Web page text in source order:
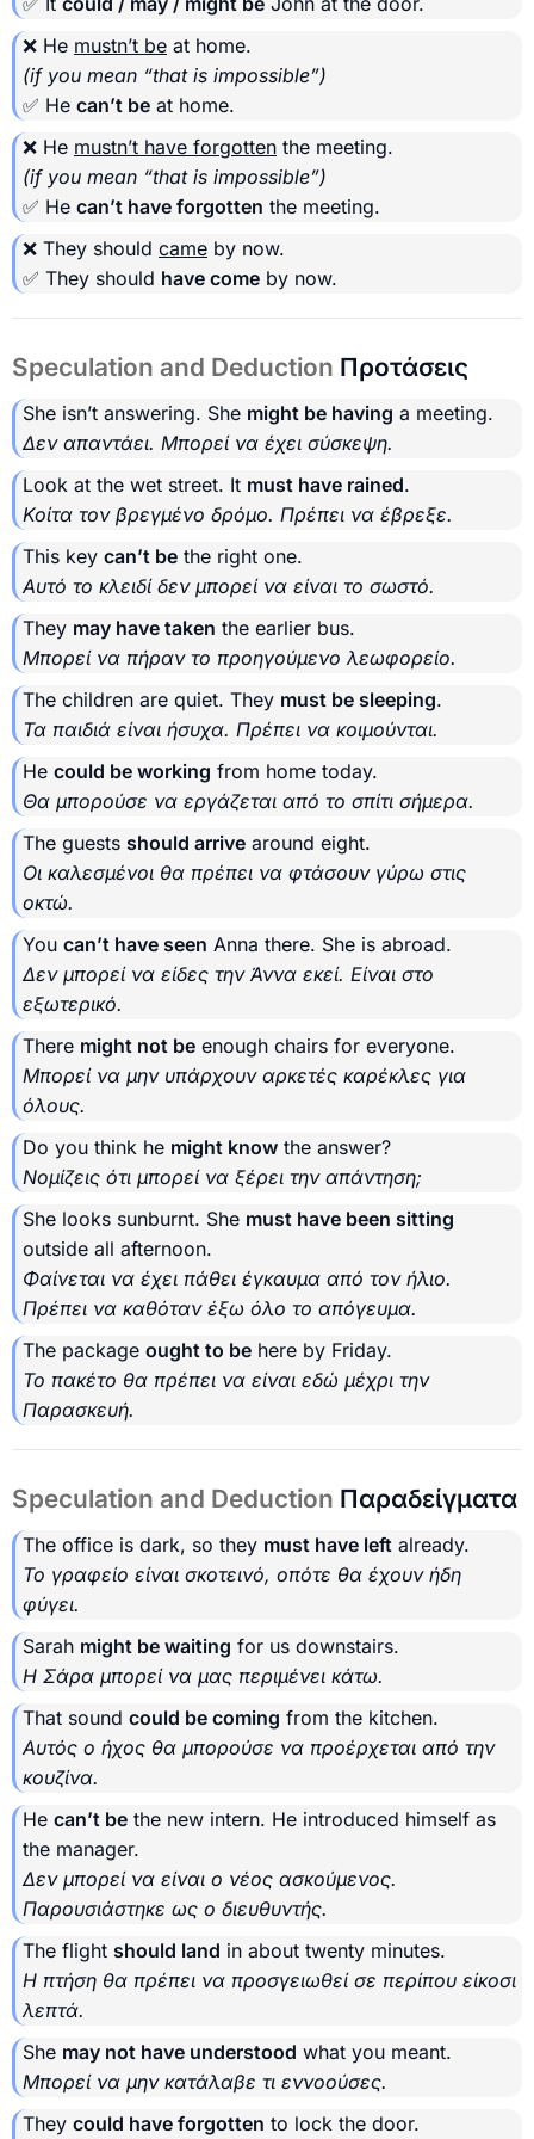
❌ He mustn’t be at home.
(if you mean “that is impossible”)
✅ He can’t be at home.
❌ He mustn’t have forgotten the meeting.
(if you mean “that is impossible”)
✅ He can’t have forgotten the meeting.
❌ They should came by now.
✅ They should have come by now.
Speculation and Deduction Προτάσεις
She isn’t answering. She might be having a meeting.
Δεν απαντάει. Μπορεί να έχει σύσκεψη.
Look at the wet street. It must have rained.
Κοίτα τον βρεγμένο δρόμο. Πρέπει να έβρεξε.
This key can’t be the right one.
Αυτό το κλειδί δεν μπορεί να είναι το σωστό.
They may have taken the earlier bus.
Μπορεί να πήραν το προηγούμενο λεωφορείο.
The children are quiet. They must be sleeping.
Τα παιδιά είναι ήσυχα. Πρέπει να κοιμούνται.
He could be working from home today.
Θα μπορούσε να εργάζεται από το σπίτι σήμερα.
The guests should arrive around eight.
Οι καλεσμένοι θα πρέπει να φτάσουν γύρω στις
οκτώ.
You can’t have seen Anna there. She is abroad.
Δεν μπορεί να είδες την Άννα εκεί. Είναι στο
εξωτερικό.
There might not be enough chairs for everyone.
Μπορεί να μην υπάρχουν αρκετές καρέκλες για
όλους.
Do you think he might know the answer?
Νομίζεις ότι μπορεί να ξέρει την απάντηση;
She looks sunburnt. She must have been sitting
outside all afternoon.
Φαίνεται να έχει πάθει έγκαυμα από τον ήλιο.
Πρέπει να καθόταν έξω όλο το απόγευμα.
The package ought to be here by Friday.
Το πακέτο θα πρέπει να είναι εδώ μέχρι την
Παρασκευή.
Speculation and Deduction Παραδείγματα
The office is dark, so they must have left already.
Το γραφείο είναι σκοτεινό, οπότε θα έχουν ήδη
φύγει.
Sarah might be waiting for us downstairs.
Η Σάρα μπορεί να μας περιμένει κάτω.
That sound could be coming from the kitchen.
Αυτός ο ήχος θα μπορούσε να προέρχεται από την
κουζίνα.
He can’t be the new intern. He introduced himself as
the manager.
Δεν μπορεί να είναι ο νέος ασκούμενος.
Παρουσιάστηκε ως ο διευθυντής.
The flight should land in about twenty minutes.
Η πτήση θα πρέπει να προσγειωθεί σε περίπου είκοσι
λεπτά.
She may not have understood what you meant.
Μπορεί να μην κατάλαβε τι εννοούσες.
They could have forgotten to lock the door.